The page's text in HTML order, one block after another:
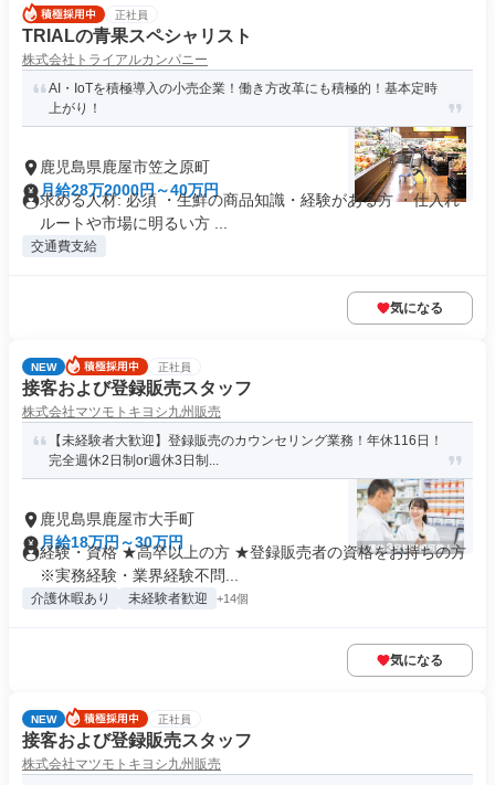
正社員
TRIALの青果スペシャリスト
株式会社トライアルカンパニー
AI・IoTを積極導入の小売企業！働き方改革にも積極的！基本定時
上がり！
鹿児島県鹿屋市笠之原町
月給28万2000円～40万円
求める人材: 必須 ・生鮮の商品知識・経験がある方 ・仕入れ
ルートや市場に明るい方 ...
交通費支給
気になる
NEW 正社員
接客および登録販売スタッフ
株式会社マツモトキヨシ九州販売
【未経験者大歓迎】登録販売のカウンセリング業務！年休116日！
完全週休2日制or週休3日制...
鹿児島県鹿屋市大手町
月給18万円～30万円
経験・資格 ★高卒以上の方 ★登録販売者の資格をお持ちの方
※実務経験・業界経験不問...
介護休暇あり 未経験者歓迎 +14個
気になる
NEW 正社員
接客および登録販売スタッフ
株式会社マツモトキヨシ九州販売